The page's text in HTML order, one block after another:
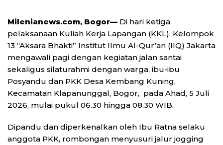
Milenianews.com, Bogor— Di hari ketiga
pelaksanaan Kuliah Kerja Lapangan (KKL), Kelompok
13 “Aksara Bhakti” Institut Ilmu Al-Qur’an (IIQ) Jakarta
mengawali pagi dengan kegiatan jalan santai
sekaligus silaturahmi dengan warga, ibu-ibu
Posyandu dan PKK Desa Kembang Kuning,
Kecamatan Klapanunggal, Bogor, pada Ahad, 5 Juli
2026, mulai pukul 06.30 hingga 08.30 WIB.
Dipandu dan diperkenalkan oleh Ibu Ratna selaku
anggota PKK, rombongan menyusuri jalur jogging